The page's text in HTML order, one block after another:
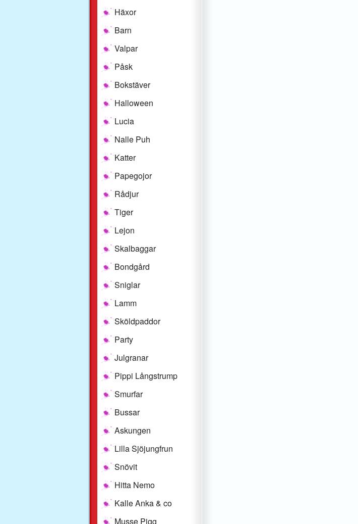
Häxor
Barn
Valpar
Påsk
Bokstäver
Halloween
Lucia
Nalle Puh
Katter
Papegojor
Rådjur
Tiger
Lejon
Skalbaggar
Bondgård
Sniglar
Lamm
Sköldpaddor
Party
Julgranar
Pippi Långstrump
Smurfar
Bussar
Askungen
Lilla Sjöjungfrun
Snövit
Hitta Nemo
Kalle Anka & co
Musse Pigg